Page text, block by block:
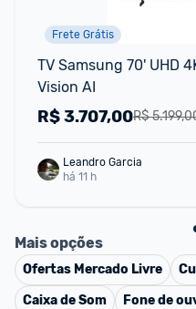
Frete Grátis
TV Samsung 70' UHD
Vision AI
R$
R$3.707,00
Leandro Garcia
há 11 h
Mais opções
Ofertas Mercado Livre
Caixa de Som
Fone de